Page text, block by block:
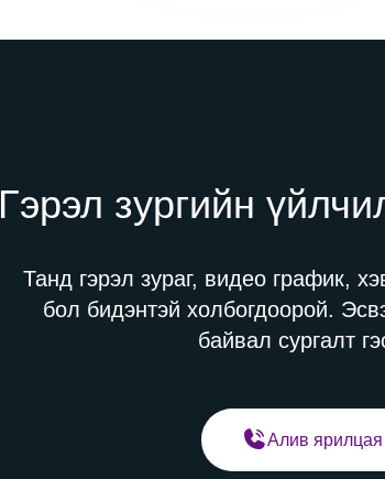
Гэрэл зургийн
Танд гэрэл зураг, видео график,
бол бидэнтэй холбогдоорой.
байвал сургалт
Алив ярилцая